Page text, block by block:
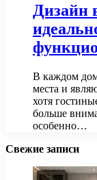
Дизайн
В каждом
места и
хотя
больше
особенно…
Свежие записи